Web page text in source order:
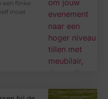
een flinke
moet